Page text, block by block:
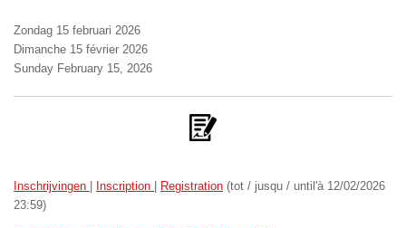
Zondag 15 februari 2026
Dimanche 15 février 2026
Sunday February 15, 2026
Inschrijvingen Inscription Registration (tot / jusqu / until'à 12/02/2026
23:59)